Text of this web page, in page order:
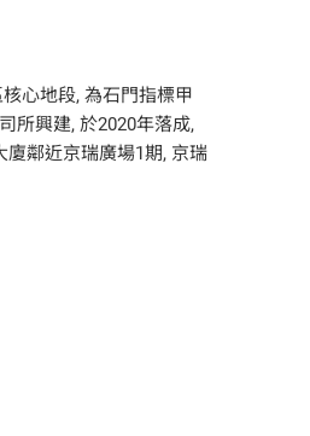
心地段, 為石門指標甲
所興建, 於2020年落成,
鄰近京瑞廣場1期, 京瑞